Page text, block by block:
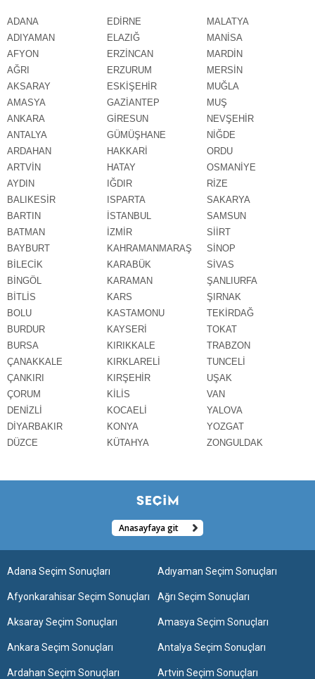
ADANA
ADIYAMAN
AFYON
AĞRI
AKSARAY
AMASYA
ANKARA
ANTALYA
ARDAHAN
ARTVİN
AYDIN
BALIKESİR
BARTIN
BATMAN
BAYBURT
BİLECİK
BİNGÖL
BİTLİS
BOLU
BURDUR
BURSA
ÇANAKKALE
ÇANKIRI
ÇORUM
DENİZLİ
DİYARBAKIR
DÜZCE
EDİRNE
ELAZIĞ
ERZİNCAN
ERZURUM
ESKİŞEHİR
GAZİANTEP
GİRESUN
GÜMÜŞHANE
HAKKARİ
HATAY
IĞDIR
ISPARTA
İSTANBUL
İZMİR
KAHRAMANMARAŞ
KARABÜK
KARAMAN
KARS
KASTAMONU
KAYSERİ
KIRIKKALE
KIRKLARELİ
KIRŞEHİR
KİLİS
KOCAELİ
KONYA
KÜTAHYA
MALATYA
MANİSA
MARDİN
MERSİN
MUĞLA
MUŞ
NEVŞEHİR
NİĞDE
ORDU
OSMANİYE
RİZE
SAKARYA
SAMSUN
SİİRT
SİNOP
SİVAS
ŞANLIURFA
ŞIRNAK
TEKİRDAĞ
TOKAT
TRABZON
TUNCELİ
UŞAK
VAN
YALOVA
YOZGAT
ZONGULDAK
Anasayfaya git
Adana Seçim Sonuçları Adıyaman Seçim Sonuçları
Afyonkarahisar Seçim Sonuçları Ağrı Seçim Sonuçları
Aksaray Seçim Sonuçları Amasya Seçim Sonuçları
Ankara Seçim Sonuçları Antalya Seçim Sonuçları
Ardahan Seçim Sonuçları Artvin Seçim Sonuçları